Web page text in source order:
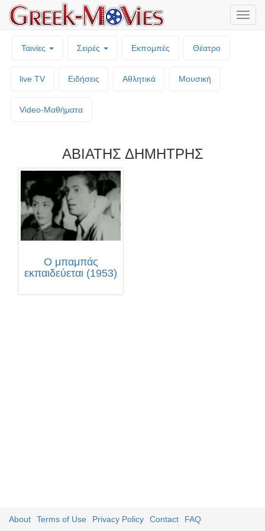
Ταινίες Σειρές Εκπομπές Θέατρο
live TV Ειδήσεις Αθλητικά Μουσική
Video-Mαθήματα
ΑΒΙΑΤΗΣ ΔΗΜΗΤΡΗΣ
Ο μπαμπάς
εκπαιδεύεται (1953)
About Terms of Use Privacy Policy Contact FAQ